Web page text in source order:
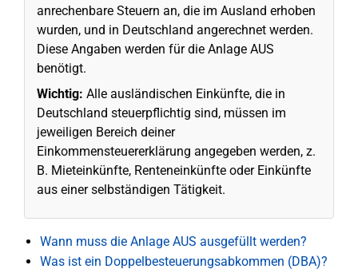
anrechenbare Steuern an, die im Ausland erhoben
wurden, und in Deutschland angerechnet werden.
Diese Angaben werden für die Anlage AUS
benötigt.
Wichtig: Alle ausländischen Einkünfte, die in
Deutschland steuerpflichtig sind, müssen im
jeweiligen Bereich deiner
Einkommensteuererklärung angegeben werden, z.
B. Mieteinkünfte, Renteneinkünfte oder Einkünfte
aus einer selbständigen Tätigkeit.
Wann muss die Anlage AUS ausgefüllt werden?
Was ist ein Doppelbesteuerungsabkommen (DBA)?